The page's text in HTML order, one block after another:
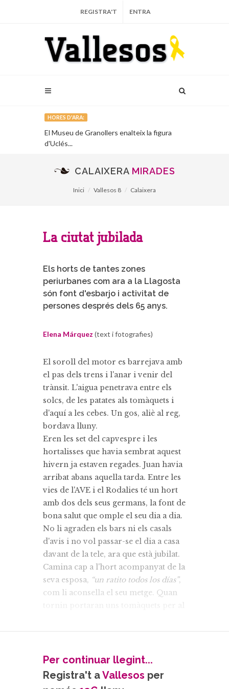
REGISTRA'T ENTRA
HORES D'ARA:
El Museu de Granollers enalteix la figura
d'Uclés...
CALAIXERA MIRADES
Inici Vallesos 8 Calaixera
La ciutat jubilada
Els horts de tantes zones
periurbanes com ara a la Llagosta
són font d'esbarjo i activitat de
persones després dels 65 anys.
Elena Márquez (text i fotografies)
El soroll del motor es barrejava amb
el pas dels trens i l'anar i venir del
trànsit. L'aigua penetrava entre els
solcs, de les patates als tomàquets i
d'aquí a les cebes. Un gos, aliè al reg,
bordava lluny.
Eren les set del capvespre i les
hortalisses que havia sembrat aquest
hivern ja estaven regades. Juan havia
arribat abans aquella tarda. Entre les
vies de l'AVE i el Rodalies té un hort
amb dos dels seus germans, la font de
bona salut que omple el seu dia a dia.
No li agraden els bars ni els casals
d'avis i no vol passar-se el dia a casa
davant de la tele, ara que està jubilat.
Camina cap a l'hort acompanyat de la
seva esposa, “un ratito todos los días”,
com li aconsella el seu metge. Quan
els fills.
havien deixat tot preparat. La casa
recollida, la comprada feta. A la tarda
havien de baixar abans a l'hort
Per continuar llegint...
Registra't aVallesos per